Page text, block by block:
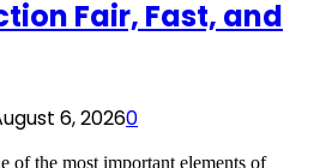
Fair, Fast, and
6, 20260
of the most important elements of